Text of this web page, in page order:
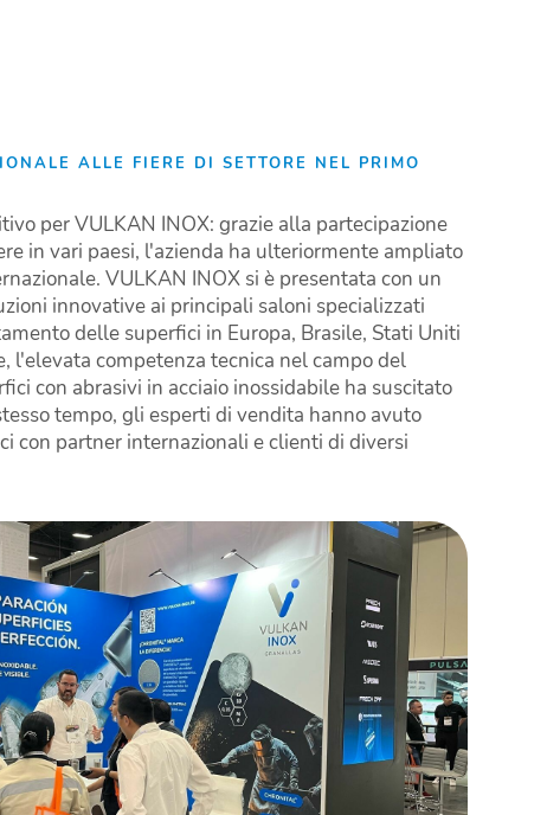
ALLE FIERE DI SETTORE NEL PRIMO
per VULKAN INOX: grazie alla partecipazione
in vari paesi, l'azienda ha ulteriormente ampliato
VULKAN INOX si è presentata con un
innovative ai principali saloni specializzati
delle superfici in Europa, Brasile, Stati Uniti
l'elevata competenza tecnica nel campo del
con abrasivi in acciaio inossidabile ha suscitato
tempo, gli esperti di vendita hanno avuto
con partner internazionali e clienti di diversi